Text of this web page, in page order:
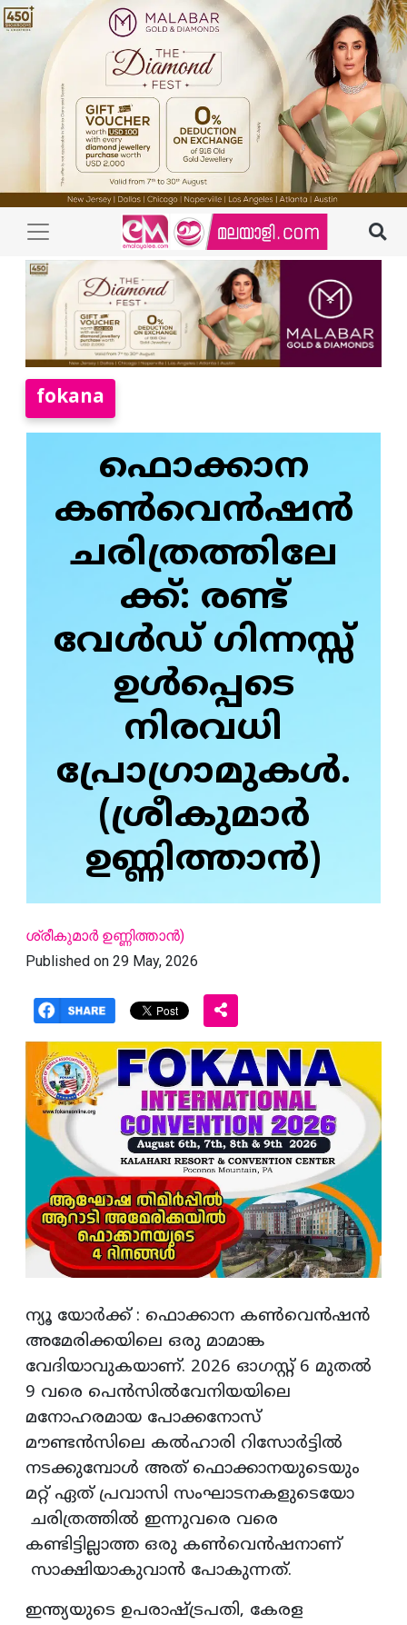
fokana
ഫൊക്കാന
കണ്‍വെന്‍ഷന്‍
ചരിത്രത്തിലേ
ക്ക്: രണ്ട്
വേള്‍ഡ് ഗിന്നസ്സ്
ഉള്‍പ്പെടെ
നിരവധി
പ്രോഗ്രാമുകള്‍.
(ശ്രീകുമാര്‍
ഉണ്ണിത്താന്‍)
ശ്രീകുമാര്‍ ഉണ്ണിത്താന്‍)
Published on 29 May, 2026
ന്യൂ യോര്‍ക്ക് : ഫൊക്കാന കണ്‍വെന്‍ഷന്‍
അമേരിക്കയിലെ ഒരു മാമാങ്ക
വേദിയാവുകയാണ്. 2026 ഓഗസ്റ്റ് 6 മുതല്‍
9 വരെ പെന്‍സില്‍വേനിയയിലെ
മനോഹരമായ പോക്കനോസ്
മൗണ്ടന്‍സിലെ കല്‍ഹാരി റിസോര്‍ട്ടില്‍
നടക്കുമ്പോള്‍ അത് ഫൊക്കാനയുടെയും
മറ്റ് ഏത് പ്രവാസി സംഘാടനകളുടെയോ
ചരിത്രത്തില്‍ ഇന്നുവരെ വരെ
കണ്ടിട്ടില്ലാത്ത ഒരു കണ്‍വെന്‍ഷനാണ്
സാക്ഷിയാകുവാന്‍ പോകുന്നത്.
ഇന്ത്യയുടെ ഉപരാഷ്ട്രപതി, കേരള